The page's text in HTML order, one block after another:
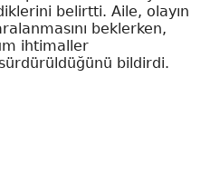
belirtti. Aile, olayın
beklerken,
ihtimaller
bildirdi.